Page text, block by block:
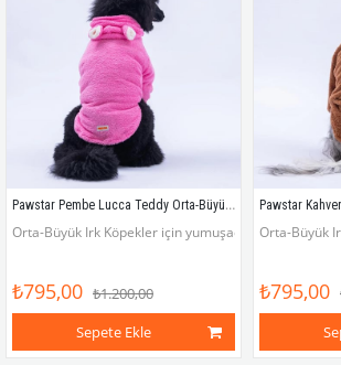
Pawstar Pembe Lucca Teddy Orta-Büyük Irk Köpek Pofuduk Hoodie Sweatshirt
Orta-Büyük Irk Köpekler için yumuşacık, sıcacık
₺795,00 ₺1.200,00
Sepete Ekle
Orta-Büyük
₺795,00